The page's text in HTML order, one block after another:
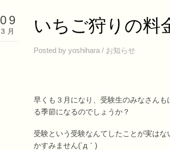
09
3月 いちご狩りの料
Posted by yoshihara / お知らせ
早くも３月になり、受験生のみなさん
る季節になるのでしょうか？
受験という受験なんてしたことが実は
かすみません(´д｀)